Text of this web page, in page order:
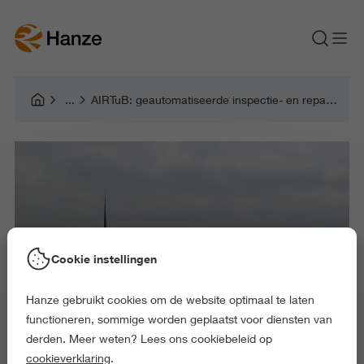
AIRTuB: geautomatiseerde inspectie- en reparatiestrategieën voor turbinebladerosie
Cookie instellingen
Hanze gebruikt cookies om de website optimaal te laten
functioneren, sommige worden geplaatst voor diensten van
derden. Meer weten? Lees ons cookiebeleid op
cookieverklaring.